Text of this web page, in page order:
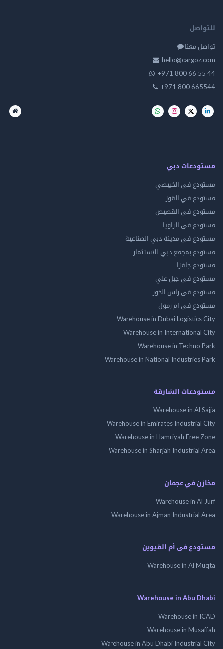
للتواصل
تواصل معنا
hello@cargoz.com
+971 800 66 55 44
+971 800 665544
مستودعات دبي
مستودع فى الخبيصي
مستودع في القوز
مستودع فى القصيص
مستودع فى الراويا
مستودع فى مدينة دبي الصناعية
مستودع بمجمع دبي للاستثمار
مستودع جافزا
مستودع فى جبل علي
مستودع فى راس الخور
مستودع فى ام رمول
Warehouse in Dubai Logistics City
Warehouse in International City
Warehouse in Techno Park
Warehouse in National Industries Park
مستودعات الشارقة
Warehouse in Al Sajja
Warehouse in Emirates Industrial City
Warehouse in Hamriyah Free Zone
Warehouse in Sharjah Industrial Area
مخازن في عجمان
Warehouse in Al Jurf
Warehouse in Ajman Industrial Area
مستودع فى أم القيوين
Warehouse in Al Muqta
Warehouse in Abu Dhabi
Warehouse in ICAD
Warehouse in Musaffah
Warehouse in Abu Dhabi Industrial City